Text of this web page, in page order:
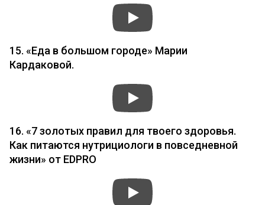
15. «Еда в большом городе» Марии
Кардаковой.
16. «7 золотых правил для твоего здоровья.
Как питаются нутрициологи в повседневной
жизни» от EDPRO